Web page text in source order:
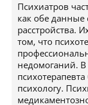
Психиатров
как обе
расстройства.
том, что
недомоганий. В
психологу.